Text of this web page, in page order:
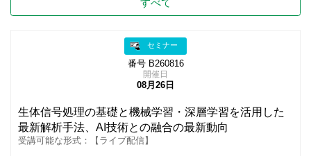
セミナー
番号 B260816
開催日
08月26日
生体信号処理の基礎と機械学習・深層学習を活用した
最新解析手法、AI技術との融合の最新動向
受講可能な形式：【ライブ配信】